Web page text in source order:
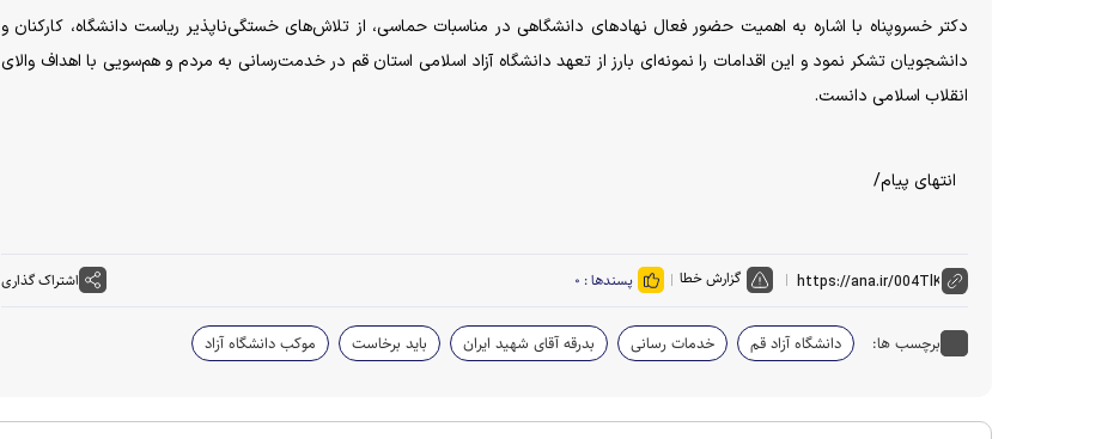
دکتر خسروپناه با اشاره به اهمیت حضور فعال نهاد‌های دانشگاهی در مناسبات حماسی، از تلاش‌های خستگی‌ناپذیر ریاست دانشگاه، کارکنان و
دانشجویان تشکر نمود و این اقدامات را نمونه‌ای بارز از تعهد دانشگاه آزاد اسلامی استان قم در خدمت‌رسانی به مردم و هم‌سویی با اهداف والای
انقلاب اسلامی دانست.
انتهای پیام/
گزارش خطا پسندها : ۰ اشتراک گذاری
برچسب ها: دانشگاه آزاد قم خدمات رسانی بدرقه آقای شهید ایران باید برخاست موکب دانشگاه آزاد